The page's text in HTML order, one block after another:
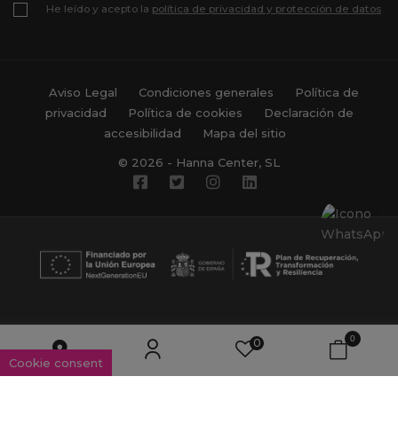
0 0
He leído y acepto la política de privacidad y protección de datos
Aviso Legal Condiciones generales
Política de
privacidad
Política de cookies
Declaración de
accesibilidad
Mapa del sitio
© 2026 - Hanna Center, SL
Cookie consent